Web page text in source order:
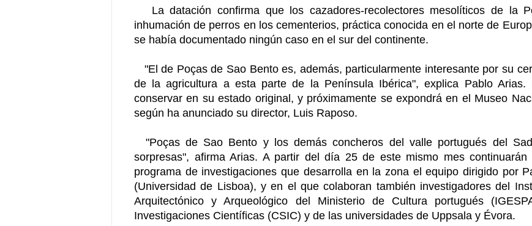
La datación confirma que los cazadores-recolectores mesolíticos de la
inhumación de perros en los cementerios, práctica conocida en el norte de
se había documentado ningún caso en el sur del continente.
"El de Poças de Sao Bento es, además, particularmente interesante por su
de la agricultura a esta parte de la Península Ibérica", explica Pablo Arias.
conservar en su estado original, y próximamente se expondrá en el Museo
según ha anunciado su director, Luis Raposo.
"Poças de Sao Bento y los demás concheros del valle portugués del
sorpresas", afirma Arias. A partir del día 25 de este mismo mes
programa de investigaciones que desarrolla en la zona el equipo dirigido por
(Universidad de Lisboa), y en el que colaboran también investigadores del
Arquitectónico y Arqueológico del Ministerio de Cultura portugués
Investigaciones Científicas (CSIC) y de las universidades de Uppsala y Évora.